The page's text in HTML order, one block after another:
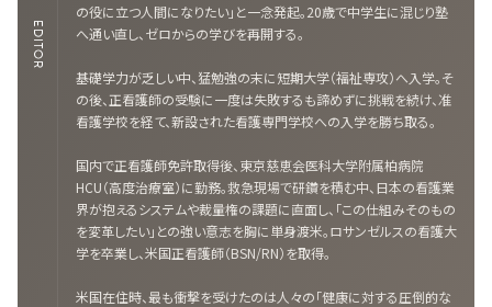
EDITOR
の役に立つ人間になりたい」と一念発起。20歳で中学生に混じり塾
へ通い直し、ゼロからの学びを再開する。
基礎学力が乏しい中、猛勉強の末に短期大学（福祉専攻）へ入学。そ
の後、正看護師の受験に一度は失敗するも諦めずに挑戦を続け、准
看護学校を経て、新設された看護専門学校への入学を勝ち取る。
国内で正看護師免許取得後、東京慈恵会医科大学附属柏病院
HCU（高度治療室）に勤務。救急現場で研鑽を積む中、日本の看護業
界が抱えるシステムや裁量権の課題に直面し、「この仕組みそのもの
を変革したい」との強い意志を胸に単身渡米。ロサンゼルスの看護大
学を卒業し、米国正看護師（BSN/RN）を取得。
米国在住時、最も衝撃を受けたのは人々の「健康に対する圧倒的な